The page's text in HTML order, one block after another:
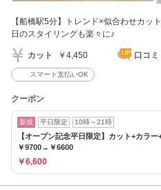
【船橋駅5分】トレンド×似合わせカ
日のスタイリングも楽々に♪
カット ￥4,450 口コミ
スマート支払いOK
クーポン
新規 平日限定 10時～21時
【オープン記念平日限定】カット+カラ
￥9700→￥6600
￥6,600